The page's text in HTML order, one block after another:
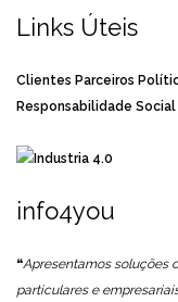
Links Úteis
Clientes Parceiros
Responsabilidade Social
info4you
❝Apresentamos soluções
particulares e